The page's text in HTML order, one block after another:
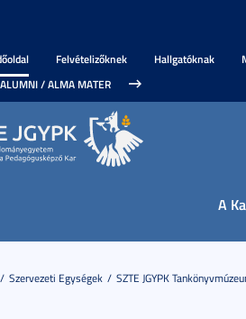
Felvételizőknek Hallgatóknak
ALUMNI / ALMA MATER
A
Szervezeti Egységek SZTE JGYPK